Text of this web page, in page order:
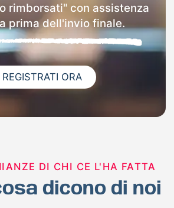
rimborsati" con assistenza
prima dell'invio finale.
REGISTRATI ORA
DI CHI CE L'HA FATTA
dicono di noi